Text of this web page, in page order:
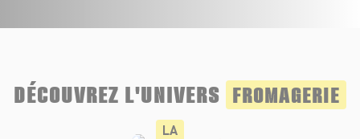
DÉCOUVREZ L'UNIVERS FROMAGERIE
LA